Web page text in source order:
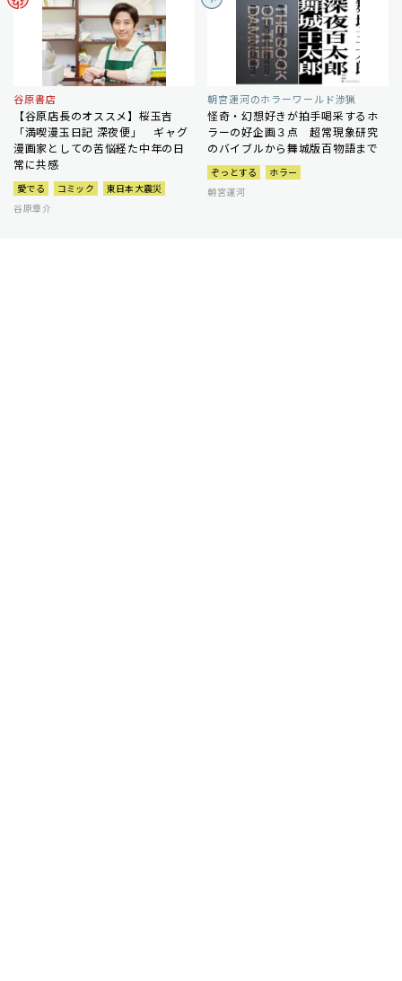
谷原書店
【谷原店長のオススメ】桜玉吉
「満喫漫玉日記 深夜便」 ギャグ
漫画家としての苦悩経た中年の日
常に共感
愛でる コミック
東日本大震災
谷原章介
朝宮運河のホラーワールド渉猟
怪奇・幻想好きが拍手喝采するホ
ラーの好企画３点 超常現象研究
のバイブルから舞城版百物語まで
ぞっとする
ホラー
朝宮運河